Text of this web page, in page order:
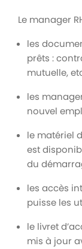
Le manager
les
prêts :
mutuelle,
les
nouvel
le matériel
est
du
les accès
puisse les
le livret
mis à jour